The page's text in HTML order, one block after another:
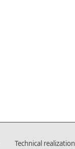
Technical realization